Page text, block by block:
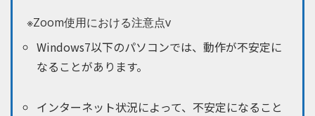
※Zoom使用における注意点v
Windows7以下のパソコンでは、動作が不安定に
なることがあります。
インターネット状況によって、不安定になること